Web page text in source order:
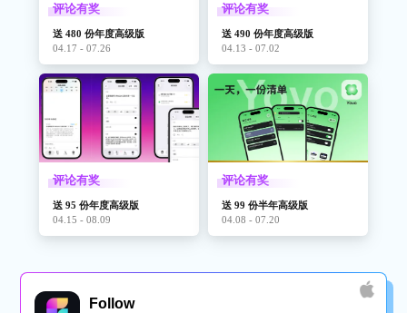
评论有奖
送 480 份年度高级版
04.17 - 07.26
评论有奖
送 490 份年度高级版
04.13 - 07.02
评论有奖
送 95 份年度高级版
04.15 - 08.09
评论有奖
送 99 份半年高级版
04.08 - 07.20
Follow